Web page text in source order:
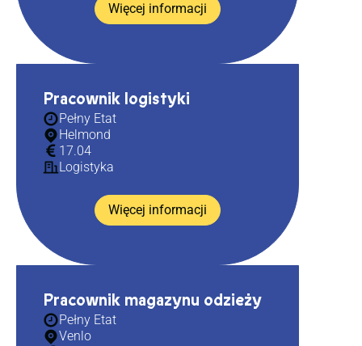
Więcej informacji
Pracownik logistyki
Pełny Etat
Helmond
17.04
Logistyka
Więcej informacji
Pracownik magazynu odzieży
Pełny Etat
Venlo